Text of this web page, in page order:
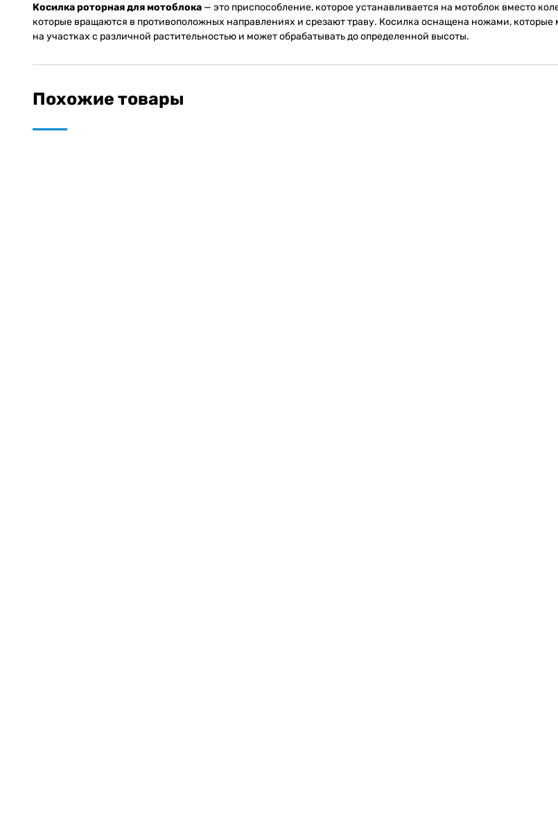
Косилка роторная для мотоблока — это приспособление, которое устанавливается на мотоблок вместо
которые вращаются в противоположных направлениях и срезают траву. Косилка оснащена ножами, которые
на участках с различной растительностью и может обрабатывать до определенной высоты.
Похожие товары